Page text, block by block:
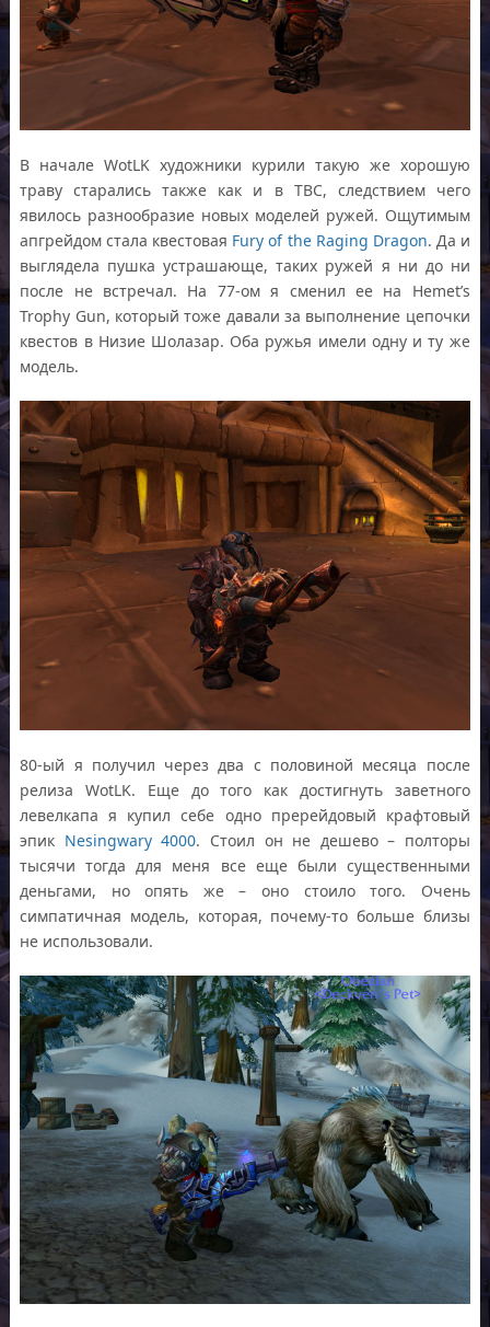
В начале WotLK художники курили такую же хорошую
траву старались также как и в TBC, следствием чего
явилось разнообразие новых моделей ружей. Ощутимым
апгрейдом стала квестовая Fury of the Raging Dragon. Да и
выглядела пушка устрашающе, таких ружей я ни до ни
после не встречал. На 77-ом я сменил ее на Hemet’s
Trophy Gun, который тоже давали за выполнение цепочки
квестов в Низие Шолазар. Оба ружья имели одну и ту же
модель.
80-ый я получил через два с половиной месяца после
релиза WotLK. Еще до того как достигнуть заветного
левелкапа я купил себе одно пререйдовый крафтовый
эпик Nesingwary 4000. Стоил он не дешево – полторы
тысячи тогда для меня все еще были существенными
деньгами, но опять же – оно стоило того. Очень
симпатичная модель, которая, почему-то больше близы
не использовали.